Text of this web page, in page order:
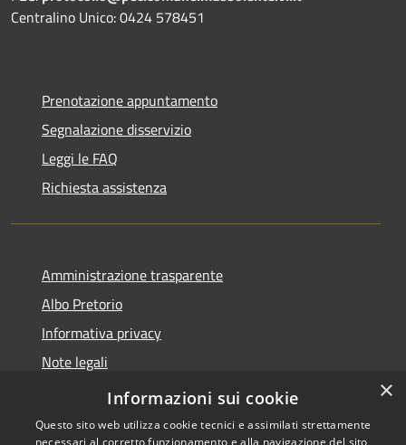
Centralino Unico: 0424 578451
Prenotazione appuntamento
Segnalazione disservizio
Leggi le FAQ
Richiesta assistenza
Amministrazione trasparente
Albo Pretorio
Informativa privacy
Note legali
Dichiarazione di accessibilità
×
Informazioni sui cookie
Questo sito web utilizza cookie tecnici e assimilati strettamente
necessari al corretto funzionamento e alla navigazione del sito,